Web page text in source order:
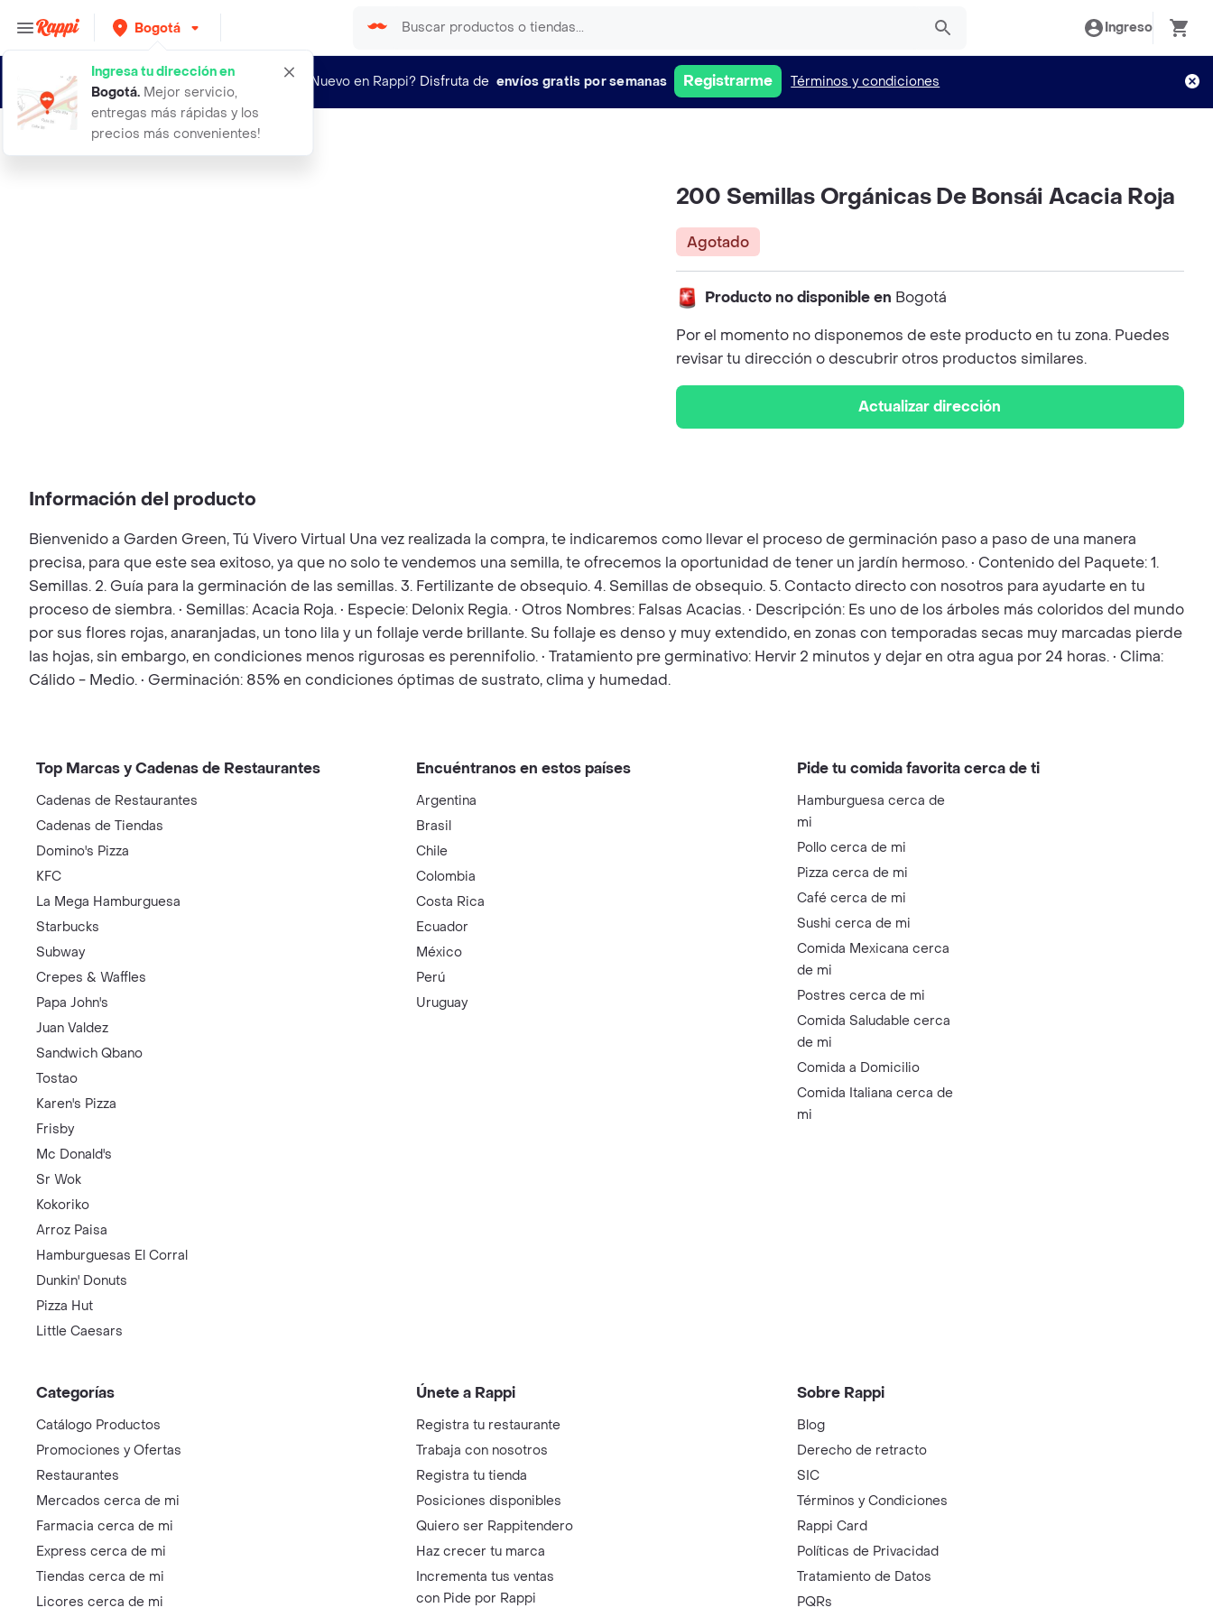
Bogotá
Ingresa tu dirección en
Bogotá. Mejor servicio,
entregas más rápidas y los
precios más convenientes!
Ingreso
¿Nuevo en Rappi? Disfruta de envíos gratis por semanas Registrarme Términos y condiciones
200 semillas organicas de bonsai ac
200 Semillas Orgánicas De Bonsái Acacia Roja
Agotado
Producto no disponible en Bogotá
Por el momento no disponemos de este producto en tu zona. Puedes
revisar tu dirección o descubrir otros productos similares.
Actualizar dirección
Información del producto
Bienvenido a Garden Green, Tú Vivero Virtual Una vez realizada la compra, te indicaremos como llevar el proceso de germinación paso a paso de una manera
precisa, para que este sea exitoso, ya que no solo te vendemos una semilla, te ofrecemos la oportunidad de tener un jardín hermoso. • Contenido del Paquete: 1.
Semillas. 2. Guía para la germinación de las semillas. 3. Fertilizante de obsequio. 4. Semillas de obsequio. 5. Contacto directo con nosotros para ayudarte en tu
proceso de siembra. • Semillas: Acacia Roja. • Especie: Delonix Regia. • Otros Nombres: Falsas Acacias. • Descripción: Es uno de los árboles más coloridos del mundo
por sus flores rojas, anaranjadas, un tono lila y un follaje verde brillante. Su follaje es denso y muy extendido, en zonas con temporadas secas muy marcadas pierde
las hojas, sin embargo, en condiciones menos rigurosas es perennifolio. • Tratamiento pre germinativo: Hervir 2 minutos y dejar en otra agua por 24 horas. • Clima:
Cálido - Medio. • Germinación: 85% en condiciones óptimas de sustrato, clima y humedad.
Top Marcas y Cadenas de Restaurantes
Cadenas de Restaurantes
Cadenas de Tiendas
Domino's Pizza
KFC
La Mega Hamburguesa
Starbucks
Subway
Crepes & Waffles
Papa John's
Juan Valdez
Sandwich Qbano
Tostao
Karen's Pizza
Frisby
Mc Donald's
Sr Wok
Kokoriko
Arroz Paisa
Hamburguesas El Corral
Dunkin' Donuts
Pizza Hut
Little Caesars
Encuéntranos en estos países
Argentina
Brasil
Chile
Colombia
Costa Rica
Ecuador
México
Perú
Uruguay
Pide tu comida favorita cerca de ti
Hamburguesa cerca de
mi
Pollo cerca de mi
Pizza cerca de mi
Café cerca de mi
Sushi cerca de mi
Comida Mexicana cerca
de mi
Postres cerca de mi
Comida Saludable cerca
de mi
Comida a Domicilio
Comida Italiana cerca de
mi
Categorías
Catálogo Productos
Promociones y Ofertas
Restaurantes
Mercados cerca de mi
Farmacia cerca de mi
Express cerca de mi
Tiendas cerca de mi
Licores cerca de mi
Únete a Rappi
Registra tu restaurante
Trabaja con nosotros
Registra tu tienda
Posiciones disponibles
Quiero ser Rappitendero
Haz crecer tu marca
Incrementa tus ventas
con Pide por Rappi
Sobre Rappi
Blog
Derecho de retracto
SIC
Términos y Condiciones
Rappi Card
Políticas de Privacidad
Tratamiento de Datos
PQRs